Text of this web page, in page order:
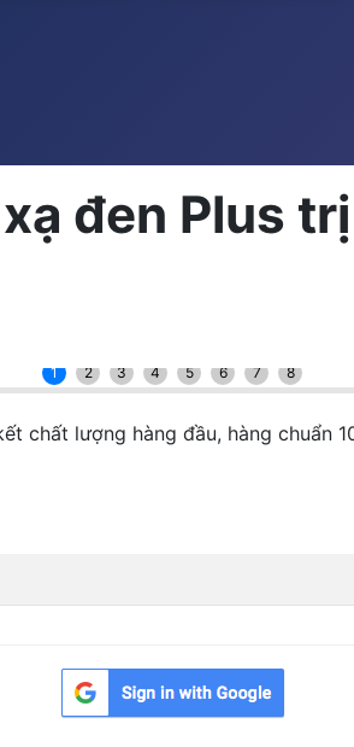
đen Plus
1 2 3 4 5 6 7 8
chất lượng hàng đầu, hàng chuẩn